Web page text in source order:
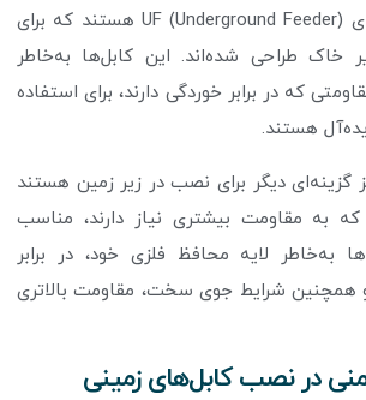
نصب زمینی، کابل‌های UF (Underground Feeder) هستند که برای
خاک طراحی شده‌اند. این کابل‌ها به‌خاطر
که در برابر خوردگی دارند، برای استفاده
هستند.
گزینه‌ای دیگر برای نصب در زیر زمین هستند
به مقاومت بیشتری نیاز دارند، مناسب
به‌خاطر لایه محافظ فلزی خود، در برابر
شرایط جوی سخت، مقاومت بالاتری
در نصب کابل‌های زمینی